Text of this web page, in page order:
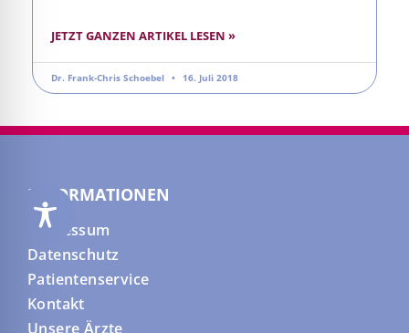
JETZT GANZEN ARTIKEL LESEN »
Dr. Frank-Chris Schoebel 16. Juli 2018
INFORMATIONEN
Impressum
Datenschutz
Patientenservice
Kontakt
Unsere Ärzte